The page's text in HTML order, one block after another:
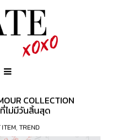
COLLECTION
ไม่มีวันสิ้นสุด
, TREND